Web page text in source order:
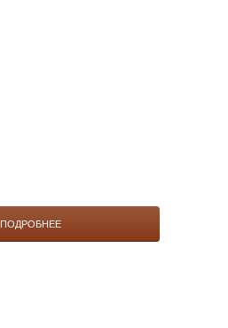
ПОДРОБНЕЕ